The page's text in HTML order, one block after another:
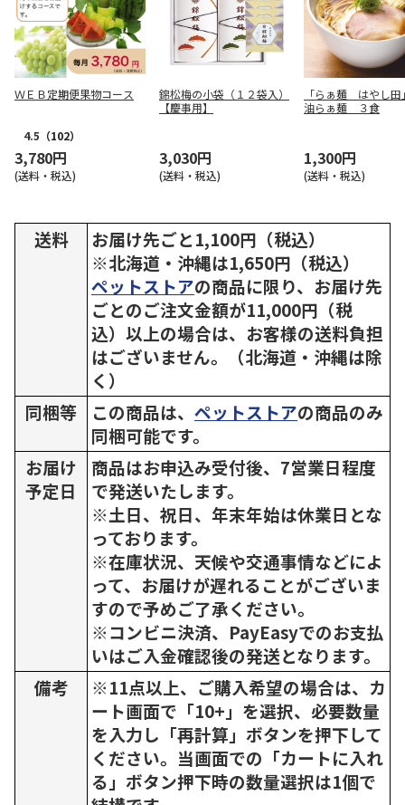
ＷＥＢ定期便果物コース
4.5 （102）
3,780円
(送料・税込)
錦松梅の小袋（１２袋入）
【慶事用】
3,030円
(送料・税込)
「らぁ麺 はやし
油らぁ麺 ３食
1,300円
(送料・税込)
送料
お届け先ごと1,100円（税込）
※北海道・沖縄は1,650円（税込）
ペットストアの商品に限り、お届け先
ごとのご注文金額が11,000円（税
込）以上の場合は、お客様の送料負担
はございません。（北海道・沖縄は除
く）
同梱等
この商品は、 ペットストアの商品のみ
同梱可能です。
お届け
予定日
商品はお申込み受付後、7営業日程度
で発送いたします。
※土日、祝日、年末年始は休業日とな
っております。
※在庫状況、天候や交通事情などによ
って、お届けが遅れることがございま
すので予めご了承ください。
※コンビニ決済、PayEasyでのお支払
いはご入金確認後の発送となります。
備考
※11点以上、ご購入希望の場合は、カ
ート画面で「10+」を選択、必要数量
を入力し「再計算」ボタンを押下して
ください。当画面での「カートに入れ
る」ボタン押下時の数量選択は1個で